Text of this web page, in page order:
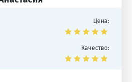
Цена:
Качество: